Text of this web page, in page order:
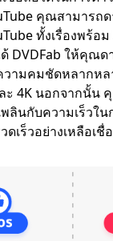
คุณสามารถ
ทั้งเรื่องพร้อม
DVDFab ให้คุณด
ามคมชัดหลากหล
ะ 4K นอกจากนั้น
ลินกับความเร็วใน
เร็วอย่างเหลือเชื่